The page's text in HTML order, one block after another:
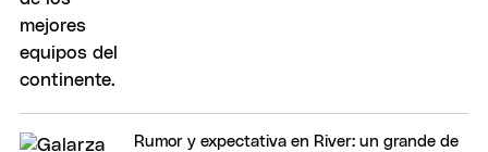
Rumor y expectativa en River: un grande de